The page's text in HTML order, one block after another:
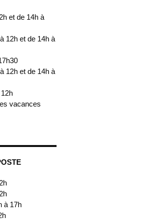
et de 14h à
12h et de 14h à
12h et de 14h à
vacances
à 17h